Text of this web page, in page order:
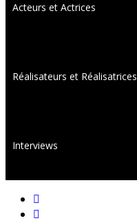
Acteurs et Actrices
Réalisateurs et Réalisatrices
Interviews